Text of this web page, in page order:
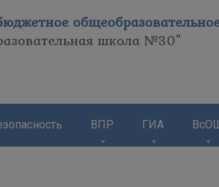
школа №30"
ВПР ГИА